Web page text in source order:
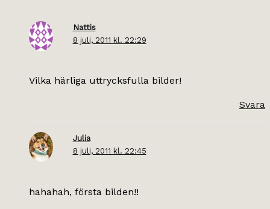
Nattis
8 juli, 2011 kl. 22:29
Vilka härliga uttrycksfulla bilder!
Svara
Julia
8 juli, 2011 kl. 22:45
hahahah, första bilden!!